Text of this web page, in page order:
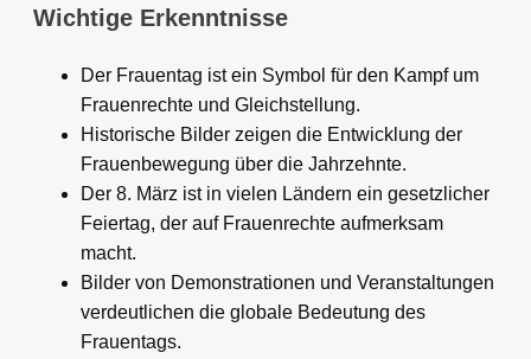
Wichtige Erkenntnisse
Der Frauentag ist ein Symbol für den Kampf um
Frauenrechte und Gleichstellung.
Historische Bilder zeigen die Entwicklung der
Frauenbewegung über die Jahrzehnte.
Der 8. März ist in vielen Ländern ein gesetzlicher
Feiertag, der auf Frauenrechte aufmerksam
macht.
Bilder von Demonstrationen und Veranstaltungen
verdeutlichen die globale Bedeutung des
Frauentags.